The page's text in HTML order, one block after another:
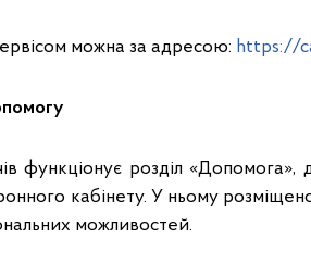
можна за адресою: https://
функціонує розділ «Допомога»,
кабінету. У ньому
можливостей.